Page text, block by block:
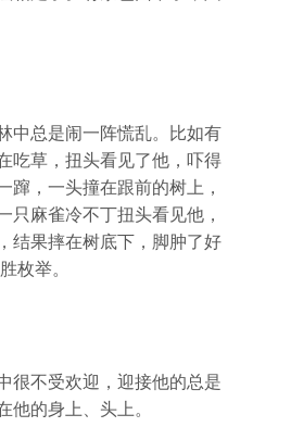
中总是闹一阵慌乱。比如有
吃草，扭头看见了他，吓得
蹿，一头撞在跟前的树上，
只麻雀冷不丁扭头看见他，
结果摔在树底下，脚肿了好
枚举。
很不受欢迎，迎接他的总是
他的身上、头上。